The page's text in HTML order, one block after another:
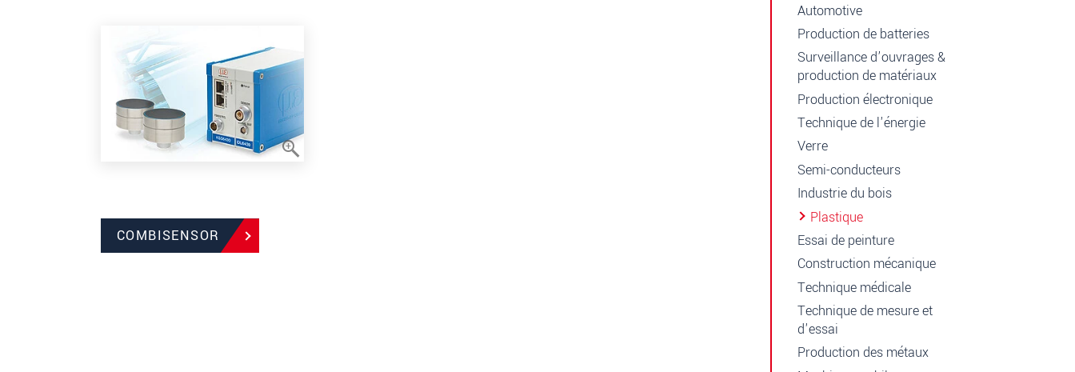
COMBISENSOR
Automotive
Production de batteries
Surveillance d’ouvrages &
production de matériaux
Production électronique
Technique de l'énergie
Verre
Semi-conducteurs
Industrie du bois
Plastique
Essai de peinture
Construction mécanique
Technique médicale
Technique de mesure et
d'essai
Production des métaux